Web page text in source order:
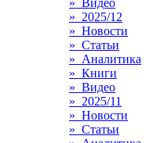
» Видео
» 2025/12
» Новости
» Статьи
» Аналитика
» Книги
» Видео
» 2025/11
» Новости
» Статьи